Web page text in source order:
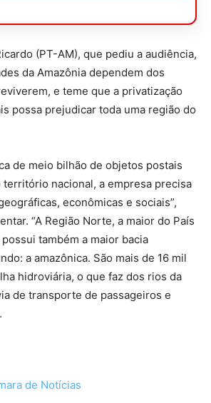
(PT-AM), que pediu a audiência,
da Amazônia dependem dos
e teme que a privatização
possa prejudicar toda uma região do
de meio bilhão de objetos postais
território nacional, a empresa precisa
econômicas e sociais”,
“A Região Norte, a maior do País
também a maior bacia
a amazônica. São mais de 16 mil
hidroviária, o que faz dos rios da
de transporte de passageiros e
de Notícias